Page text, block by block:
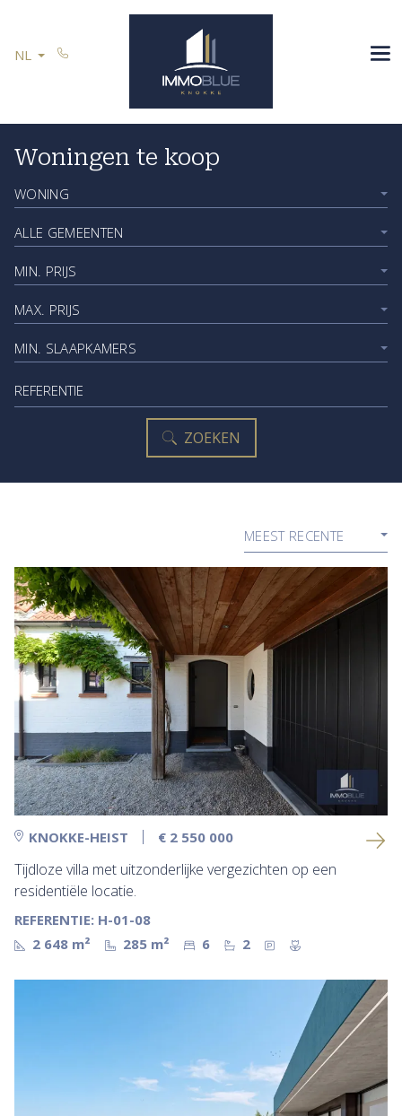
Menu overslaan en naar de inhoud gaan
NL
SPANJE
U VERKOOPT
REFERENTIES
CONTACT
Vind hier uw ideale woonst
WONING
ALLE GEMEENTEN
MIN. PRIJS
MAX. PRIJS
MIN. SLAAPKAMERS
Referentie
ZOEKEN
Woningen te koop
MEEST RECENTE
KNOKKE-HEIST € 2 550 000
Tijdloze villa met uitzonderlijke vergezichten op een
residentiële locatie.
REFERENTIE: H-01-08
2 648 m²
285 m² 6 2